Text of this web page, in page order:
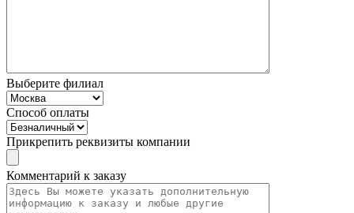
Выберите филиал
Способ оплаты
Прикрепить реквизиты компании
Комментарий к заказу